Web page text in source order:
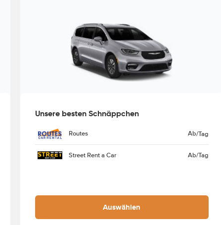
Unsere besten Schnäppchen
Routes Ab/Tag
Street Rent a Car Ab/Tag
Auswählen